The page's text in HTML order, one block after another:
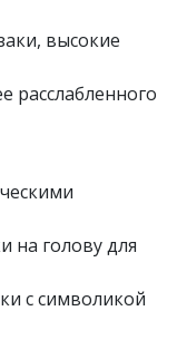
высокие
расслабленного
на голову для
с символикой